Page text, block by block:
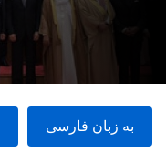
به زبان فارسى